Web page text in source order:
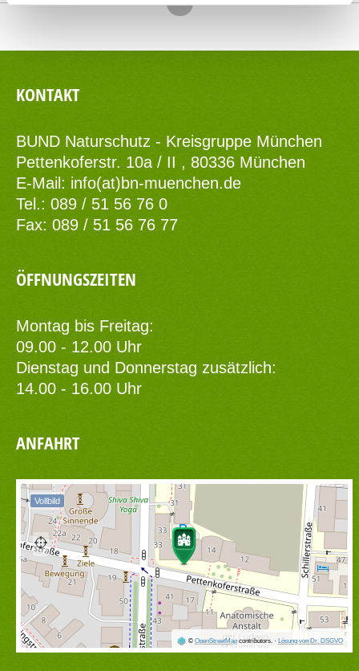
KONTAKT
BUND Naturschutz - Kreisgruppe München
Pettenkoferstr. 10a / II , 80336 München
E-Mail: info(at)bn-muenchen.de
Tel.: 089 / 51 56 76 0
Fax: 089 / 51 56 76 77
ÖFFNUNGSZEITEN
Montag bis Freitag:
09.00 - 12.00 Uhr
Dienstag und Donnerstag zusätzlich:
14.00 - 16.00 Uhr
ANFAHRT
© OpenStreetMapcontributors. · Lösung von Dr. DSGVO
Vollbild